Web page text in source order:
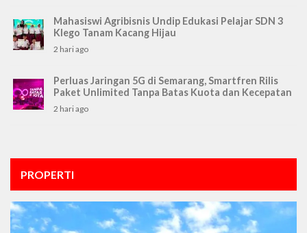
Mahasiswi Agribisnis Undip Edukasi Pelajar SDN 3
Klego Tanam Kacang Hijau
2 hari ago
Perluas Jaringan 5G di Semarang, Smartfren Rilis
Paket Unlimited Tanpa Batas Kuota dan Kecepatan
2 hari ago
PROPERTI